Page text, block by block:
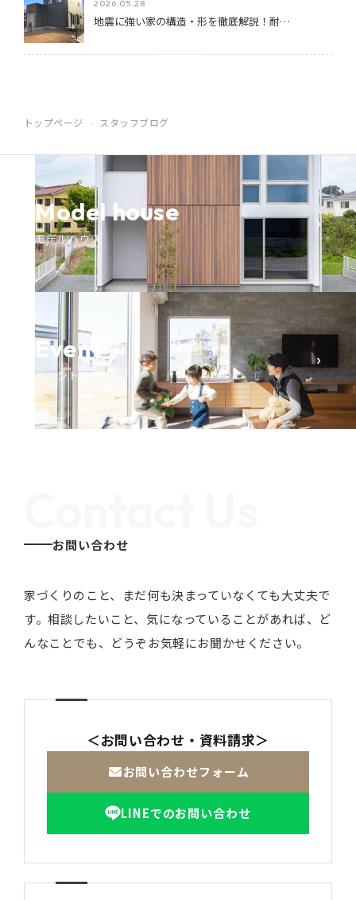
2026.05.28
地震に強い家の構造・形を徹底解説！耐…
トップページ スタッフブログ
Model house
モデルハウス
›
Event
イベント参加
›
お問い合わせ
家づくりのこと、まだ何も決まっていなくても大丈夫で
す。相談したいこと、気になっていることがあれば、ど
んなことでも、どうぞお気軽にお聞かせください。
＜お問い合わせ・資料請求＞
お問い合わせフォーム
LINEでのお問い合わせ